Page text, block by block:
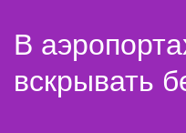
В
вскрывать